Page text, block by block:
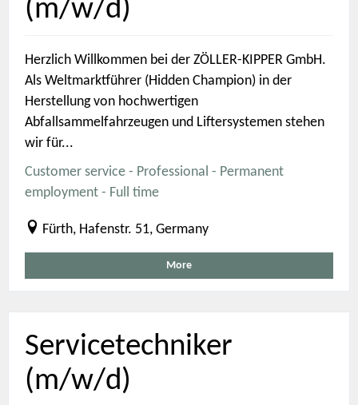
(m/w/d)
Herzlich Willkommen bei der ZÖLLER-KIPPER GmbH.
Als Weltmarktführer (Hidden Champion) in der
Herstellung von hochwertigen
Abfallsammelfahrzeugen und Liftersystemen stehen
wir für...
Customer service - Professional - Permanent
employment - Full time
Fürth, Hafenstr. 51, Germany
More
Servicetechniker
(m/w/d)